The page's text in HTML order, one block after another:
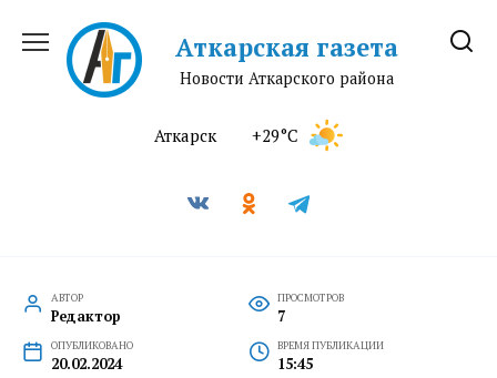
содержанию
Аткарская газета
Новости Аткарского района
Аткарск +29°C
АВТОР
Редактор
ПРОСМОТРОВ
7
ОПУБЛИКОВАНО
20.02.2024
ВРЕМЯ ПУБЛИКАЦИИ
15:45